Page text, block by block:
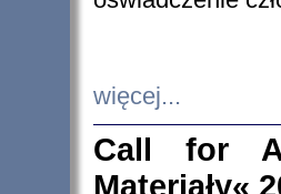
więcej...
Call for
Materiały«